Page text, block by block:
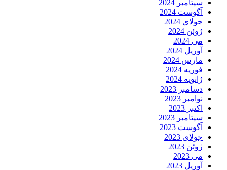
سپتامبر 2024
آگوست 2024
جولای 2024
ژوئن 2024
می 2024
آوریل 2024
مارس 2024
فوریه 2024
ژانویه 2024
دسامبر 2023
نوامبر 2023
اکتبر 2023
سپتامبر 2023
آگوست 2023
جولای 2023
ژوئن 2023
می 2023
آوریل 2023